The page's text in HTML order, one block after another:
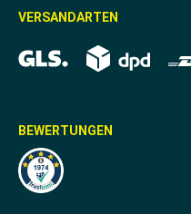
VERSANDARTEN
BEWERTUNGEN